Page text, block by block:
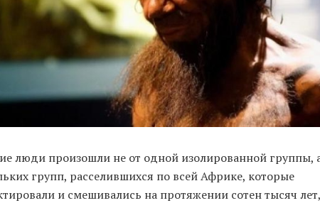
люди произошли не от одной изолированной группы,
групп, расселившихся по всей Африке, которые
и смешивались на протяжении сотен тысяч